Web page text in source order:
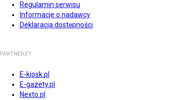
Regulamin serwisu
Informacje o nadawcy
Deklaracja dostępności
PARTNERZY
E-kiosk.pl
E-gazety.pl
Nexto.pl